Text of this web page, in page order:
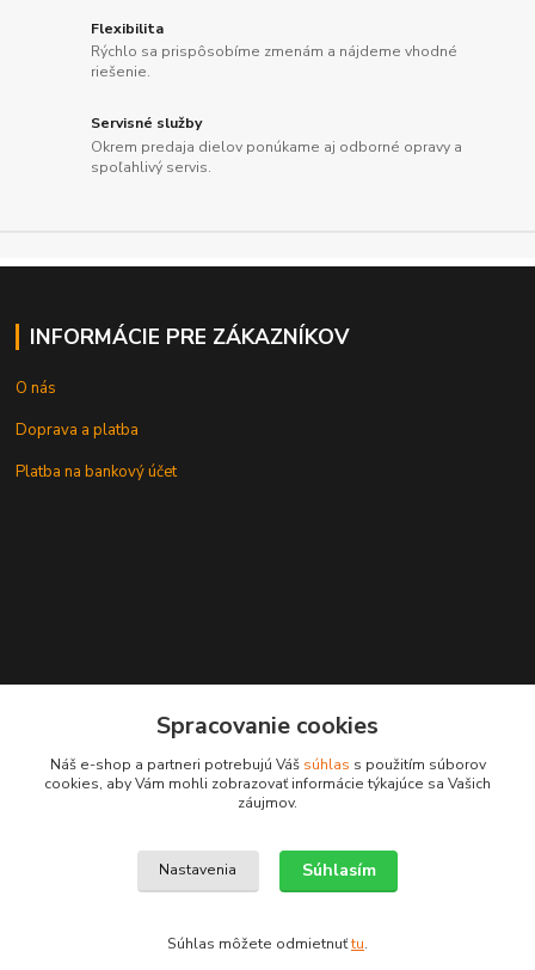
Flexibilita
Rýchlo sa prispôsobíme zmenám a nájdeme vhodné
riešenie.
Servisné služby
Okrem predaja dielov ponúkame aj odborné opravy a
spoľahlivý servis.
INFORMÁCIE PRE ZÁKAZNÍKOV
O nás
Doprava a platba
Platba na bankový účet
leksunsro@gmail.com
Upravit sběr cookies.
Spracovanie cookies
Náš e-shop a partneri potrebujú Váš súhlas s použitím súborov
cookies, aby Vám mohli zobrazovať informácie týkajúce sa Vašich
záujmov.
Nastavenia Súhlasím
Súhlas môžete odmietnuťtu.